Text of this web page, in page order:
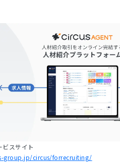
ビスサイト
group.jp/circus/forrecruiting/